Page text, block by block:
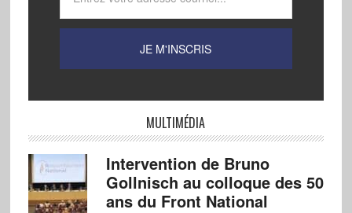
MULTIMÉDIA
Intervention de Bruno
Gollnisch au colloque des 50
ans du Front National